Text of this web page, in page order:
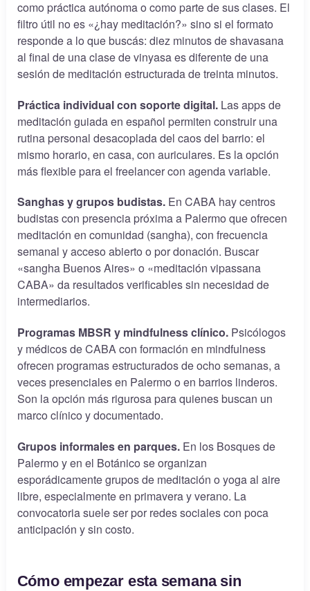
como práctica autónoma o como parte de sus clases. El
filtro útil no es «¿hay meditación?» sino si el formato
responde a lo que buscás: diez minutos de shavasana
al final de una clase de vinyasa es diferente de una
sesión de meditación estructurada de treinta minutos.
Práctica individual con soporte digital.Las apps de
meditación guiada en español permiten construir una
rutina personal desacoplada del caos del barrio: el
mismo horario, en casa, con auriculares. Es la opción
más flexible para el freelancer con agenda variable.
Sanghas y grupos budistas.En CABA hay centros
budistas con presencia próxima a Palermo que ofrecen
meditación en comunidad (sangha), con frecuencia
semanal y acceso abierto o por donación. Buscar
«sangha Buenos Aires» o «meditación vipassana
CABA» da resultados verificables sin necesidad de
intermediarios.
Programas MBSR y mindfulness clínico.Psicólogos
y médicos de CABA con formación en mindfulness
ofrecen programas estructurados de ocho semanas, a
veces presenciales en Palermo o en barrios linderos.
Son la opción más rigurosa para quienes buscan un
marco clínico y documentado.
Grupos informales en parques.En los Bosques de
Palermo y en el Botánico se organizan
esporádicamente grupos de meditación o yoga al aire
libre, especialmente en primavera y verano. La
convocatoria suele ser por redes sociales con poca
anticipación y sin costo.
Cómo empezar esta semana sin